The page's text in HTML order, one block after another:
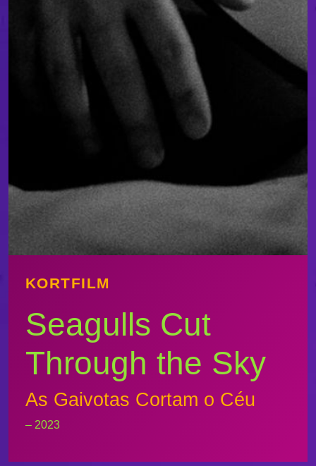
KORTFILM
Seagulls Cut
Through the Sky
As Gaivotas Cortam o Céu
– 2023